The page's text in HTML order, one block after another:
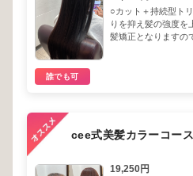
○カット＋持続型ト
りを抑え髪の強度を
髪矯正となりますの
誰でも可
cee式美髪カラーコー
19,250円